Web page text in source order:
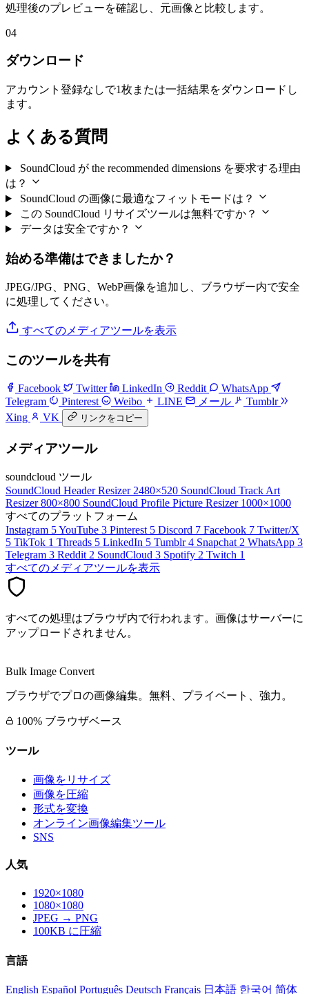
処理後のプレビューを確認し、元画像と比較します。
04
ダウンロード
アカウント登録なしで1枚または一括結果をダウンロードし
ます。
よくある質問
SoundCloud が the recommended dimensions を要求する理由
は？
SoundCloud の画像に最適なフィットモードは？
この SoundCloud リサイズツールは無料ですか？
データは安全ですか？
始める準備はできましたか？
JPEG/JPG、PNG、WebP画像を追加し、ブラウザー内で安全
に処理してください。
すべてのメディアツールを表示
このツールを共有
Facebook Twitter LinkedIn Reddit
WhatsApp
Telegram
Pinterest Weibo LINE メール
Tumblr
Xing
VK リンクをコピー
メディアツール
soundcloud ツール
SoundCloud Header Resizer 2480×520 SoundCloud Track Art
Resizer 800×800 SoundCloud Profile Picture Resizer 1000×1000
すべてのプラットフォーム
Instagram 5YouTube 3 Pinterest 5 Discord 7 Facebook 7 Twitter/X
5 TikTok 1 Threads 5 LinkedIn 5 Tumblr 4 Snapchat 2 WhatsApp 3
Telegram 3 Reddit 2 SoundCloud 3 Spotify 2 Twitch 1
すべてのメディアツールを表示
すべての処理はブラウザ内で行われます。画像はサーバーに
アップロードされません。
Bulk Image Convert
ブラウザでプロの画像編集。無料、プライベート、強力。
100% ブラウザベース
ツール
画像をリサイズ
画像を圧縮
形式を変換
オンライン画像編集ツール
SNS
人気
1920×1080
1080×1080
JPEG → PNG
100KB に圧縮
言語
English Español Português Deutsch Français 日本語 한국어 简体